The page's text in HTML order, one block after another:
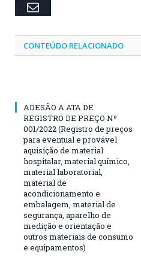
Email
CONTEÚDO RELACIONADO
ADESÃO A ATA DE
REGISTRO DE PREÇO Nº
001/2022 (Registro de preços
para eventual e provável
aquisição de material
hospitalar, material químico,
material laboratorial,
material de
acondicionamento e
embalagem, material de
segurança, aparelho de
medição e orientação e
outros materiais de consumo
e equipamentos)